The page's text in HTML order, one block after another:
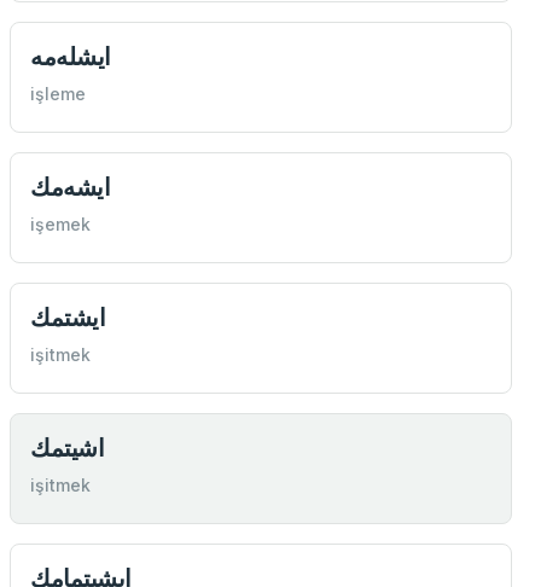
ايشله‌مه
işleme
ايشه‌مك
işemek
ايشتمك
işitmek
اشيتمك
işitmek
ايشيتمامك